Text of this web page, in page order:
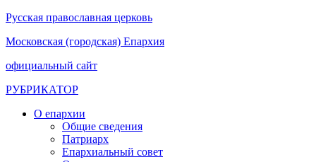
Русская православная церковь
Московская (городская) Епархия
официальный сайт
РУБРИКАТОР
О епархии
Общие сведения
Патриарх
Епархиальный совет